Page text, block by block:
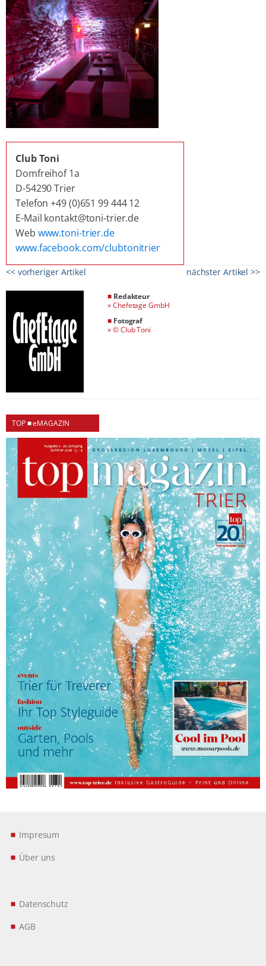
Club Toni
Domfreihof 1a
D-54290 Trier
Telefon +49 (0)651 99 444 12
E-Mail kontakt@toni-trier.de
Web www.toni-trier.de
www.facebook.com/clubtonitrier
<< vorheriger Artikel nächster Artikel >>
■ Redakteur
»Chefetage GmbH
■ Fotograf
»© Club Toni
TOP ■ eMAGAZIN
Impresum
Über uns
Datenschutz
AGB